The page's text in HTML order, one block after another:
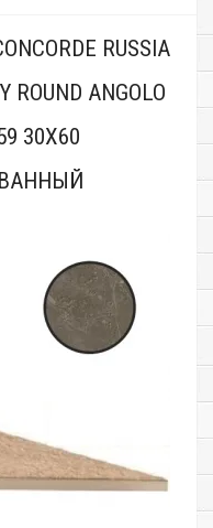
RUSSIA
ROUND ANGOLO
30X60